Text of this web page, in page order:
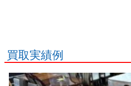
買取実績例